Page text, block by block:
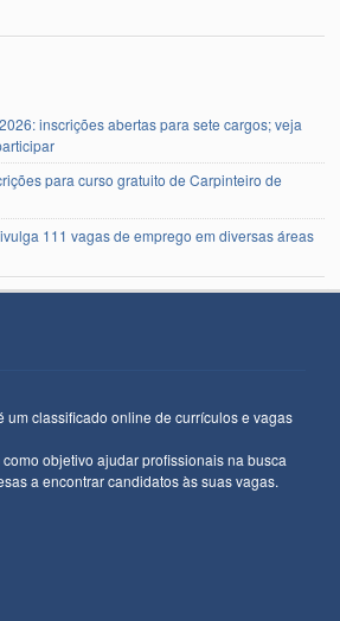
inscrições abertas para sete cargos; veja
para curso gratuito de Carpinteiro de
111 vagas de emprego em diversas áreas
um classificado online de currículos e vagas
objetivo ajudar profissionais na busca
a encontrar candidatos às suas vagas.